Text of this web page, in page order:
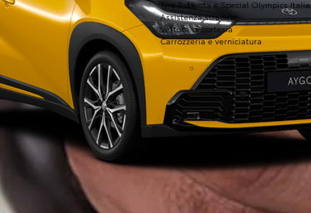
Tyre Park
Assistenza stradale
Vettura di cortesia
Carrozzeria e verniciatura
Toyota e Special Olympics Italia